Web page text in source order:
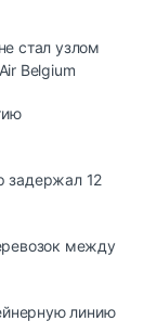
стал узлом
Belgium
задержал 12
между
линию